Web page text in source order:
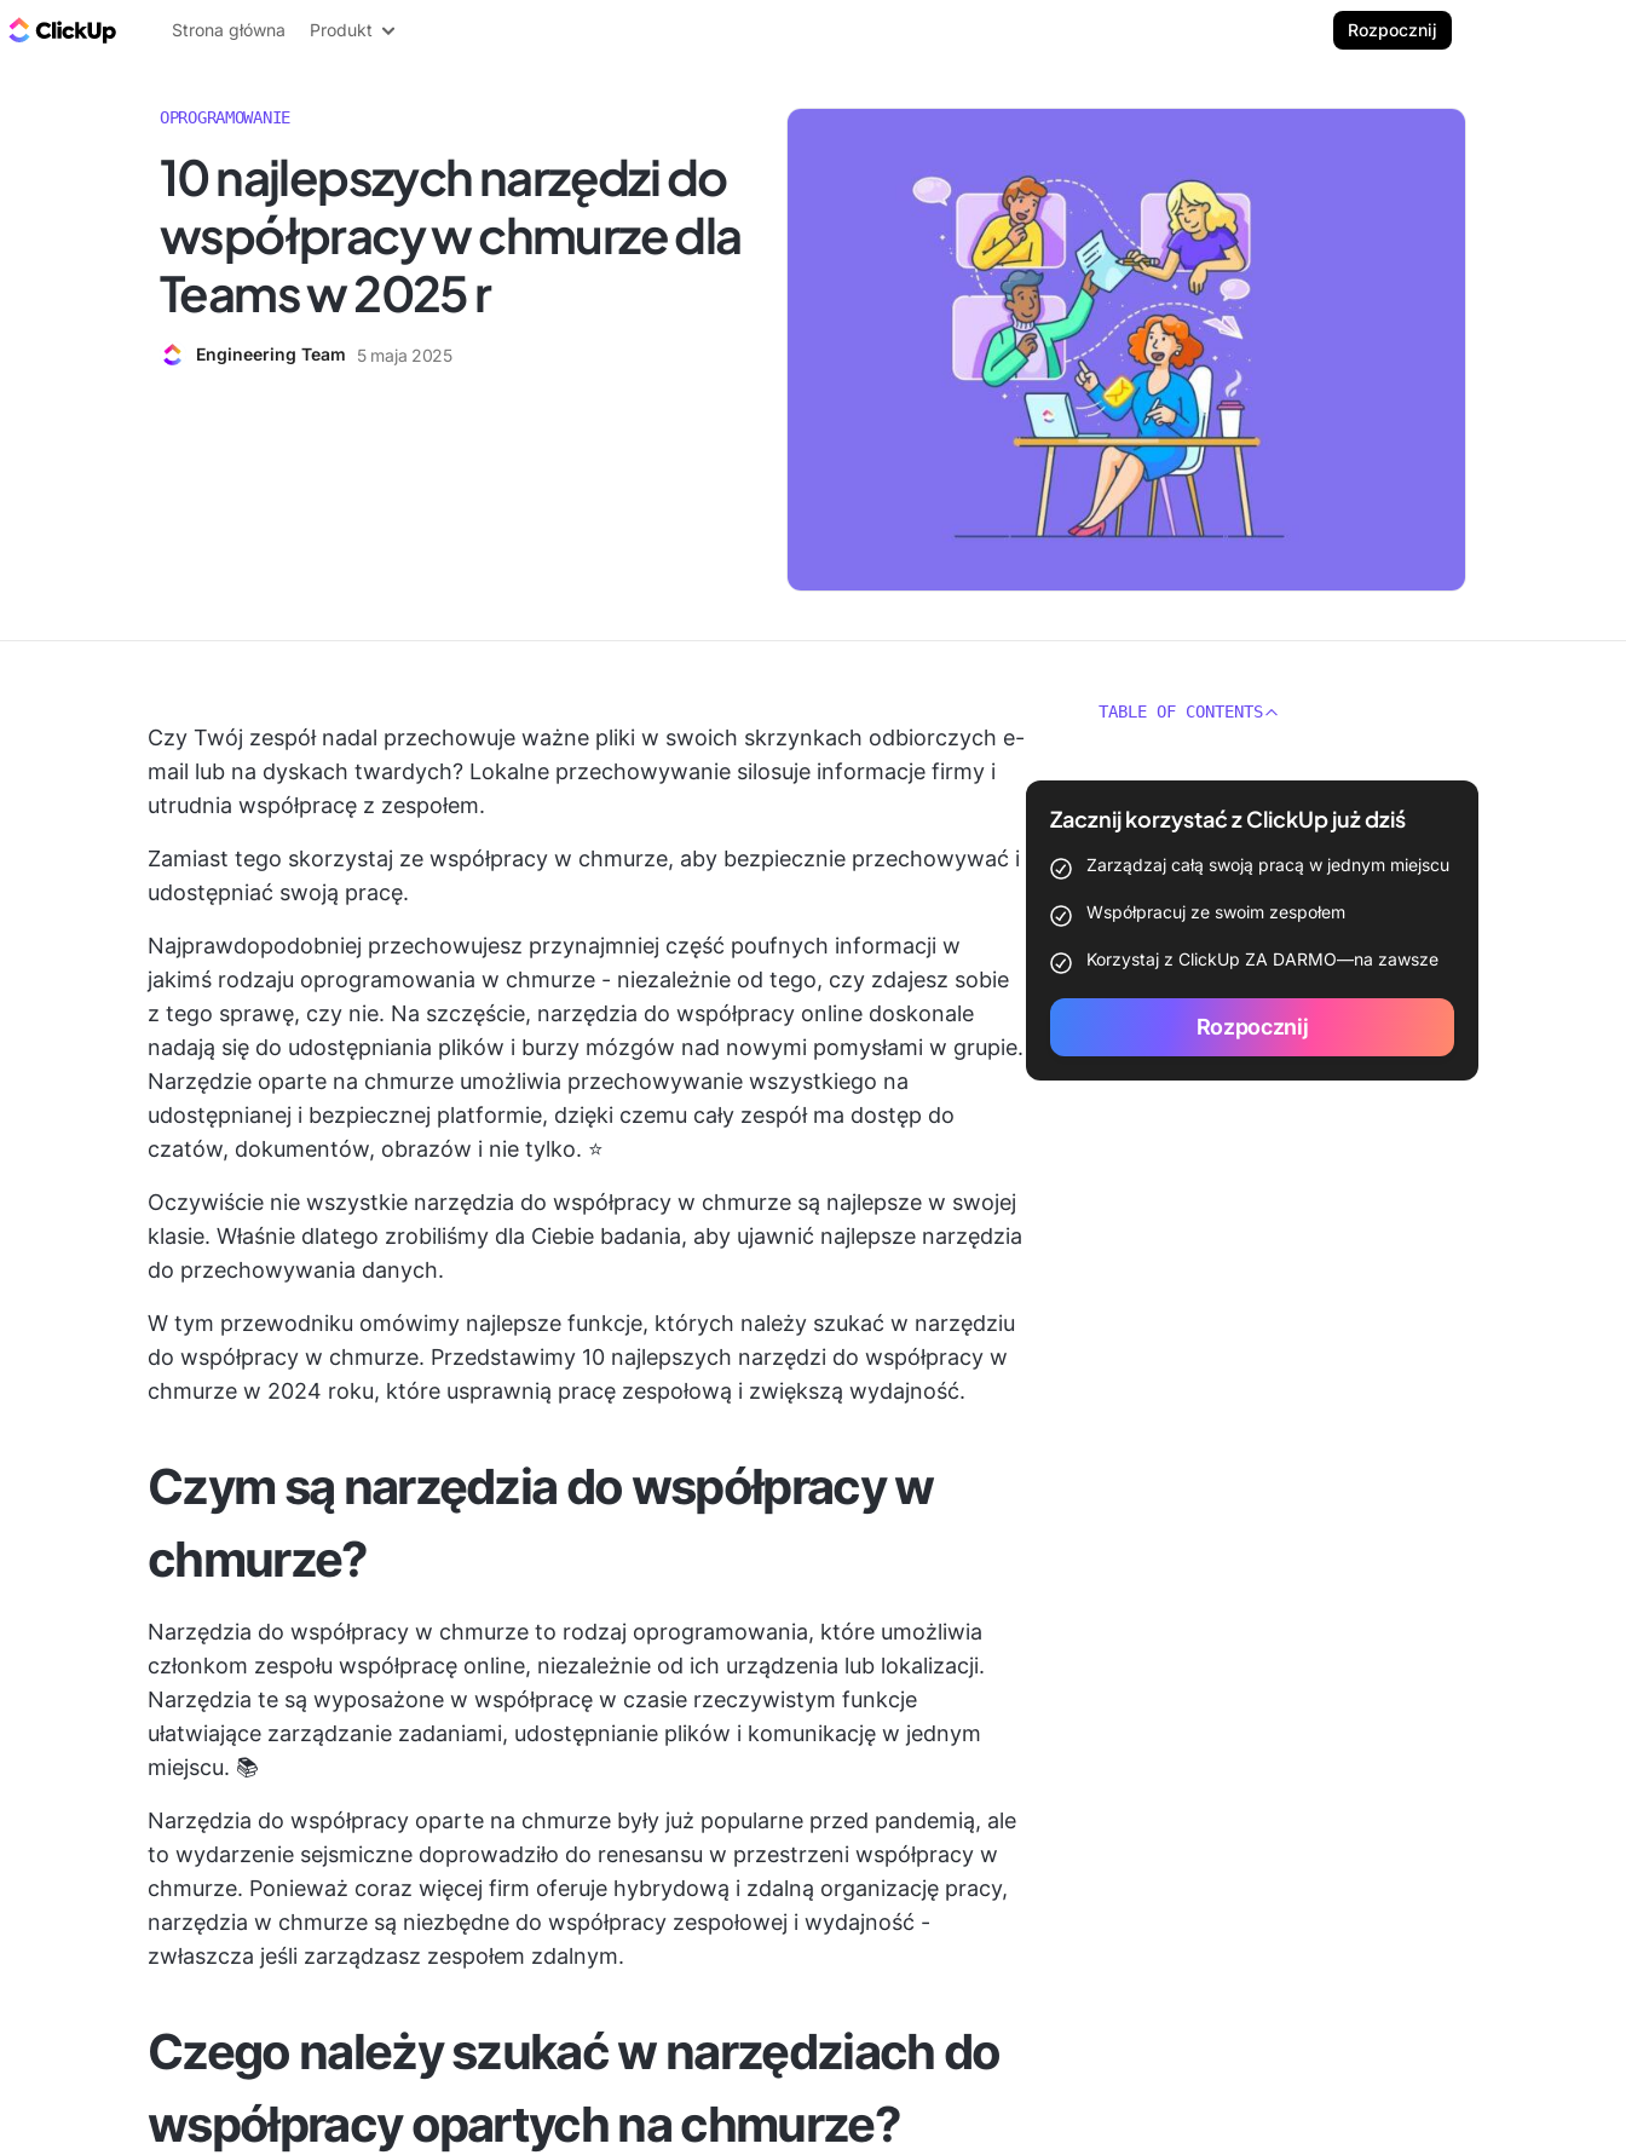
ClickUp Blog
Strona główna Produkt Rozpocznij
OPROGRAMOWANIE
10 najlepszych narzędzi do
współpracy w chmurze dla
Teams w 2025 r
Engineering Team 5 maja 2025
Czy Twój zespół nadal przechowuje ważne pliki w swoich skrzynkach odbiorczych e-
mail lub na dyskach twardych? Lokalne przechowywanie silosuje informacje firmy i
utrudnia współpracę z zespołem.
Zamiast tego skorzystaj ze współpracy w chmurze, aby bezpiecznie przechowywać i
udostępniać swoją pracę.
Najprawdopodobniej przechowujesz przynajmniej część poufnych informacji w
jakimś rodzaju oprogramowania w chmurze - niezależnie od tego, czy zdajesz sobie
z tego sprawę, czy nie. Na szczęście, narzędzia do współpracy online doskonale
nadają się do udostępniania plików i burzy mózgów nad nowymi pomysłami w grupie.
Narzędzie oparte na chmurze umożliwia przechowywanie wszystkiego na
udostępnianej i bezpiecznej platformie, dzięki czemu cały zespół ma dostęp do
czatów, dokumentów, obrazów i nie tylko. ⭐
Oczywiście nie wszystkie narzędzia do współpracy w chmurze są najlepsze w swojej
klasie. Właśnie dlatego zrobiliśmy dla Ciebie badania, aby ujawnić najlepsze narzędzia
do przechowywania danych.
W tym przewodniku omówimy najlepsze funkcje, których należy szukać w narzędziu
do współpracy w chmurze. Przedstawimy 10 najlepszych narzędzi do współpracy w
chmurze w 2024 roku, które usprawnią pracę zespołową i zwiększą wydajność.
Czym są narzędzia do współpracy w
chmurze?
Narzędzia do współpracy w chmurze to rodzaj oprogramowania, które umożliwia
członkom zespołu współpracę online, niezależnie od ich urządzenia lub lokalizacji.
Narzędzia te są wyposażone w współpracę w czasie rzeczywistym funkcje
ułatwiające zarządzanie zadaniami, udostępnianie plików i komunikację w jednym
miejscu. 📚
Narzędzia do współpracy oparte na chmurze były już popularne przed pandemią, ale
to wydarzenie sejsmiczne doprowadziło do renesansu w przestrzeni współpracy w
chmurze. Ponieważ coraz więcej firm oferuje hybrydową i zdalną organizację pracy,
narzędzia w chmurze są niezbędne do współpracy zespołowej i wydajność -
zwłaszcza jeśli zarządzasz zespołem zdalnym.
Czego należy szukać w narzędziach do
współpracy opartych na chmurze?
TABLE OF CONTENTS
Zacznij korzystać z ClickUp już dziś
Zarządzaj całą swoją pracą w jednym miejscu
Współpracuj ze swoim zespołem
Korzystaj z ClickUp ZA DARMO—na zawsze
Rozpocznij